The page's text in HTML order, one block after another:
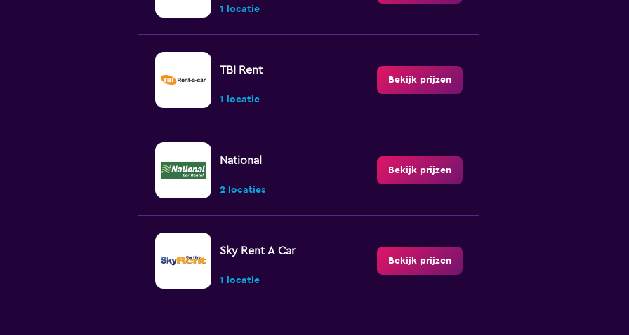
1 locatie
TBI Rent
1 locatie
Bekijk prijzen
National
2 locaties
Bekijk prijzen
Sky Rent A Car
1 locatie
Bekijk prijzen